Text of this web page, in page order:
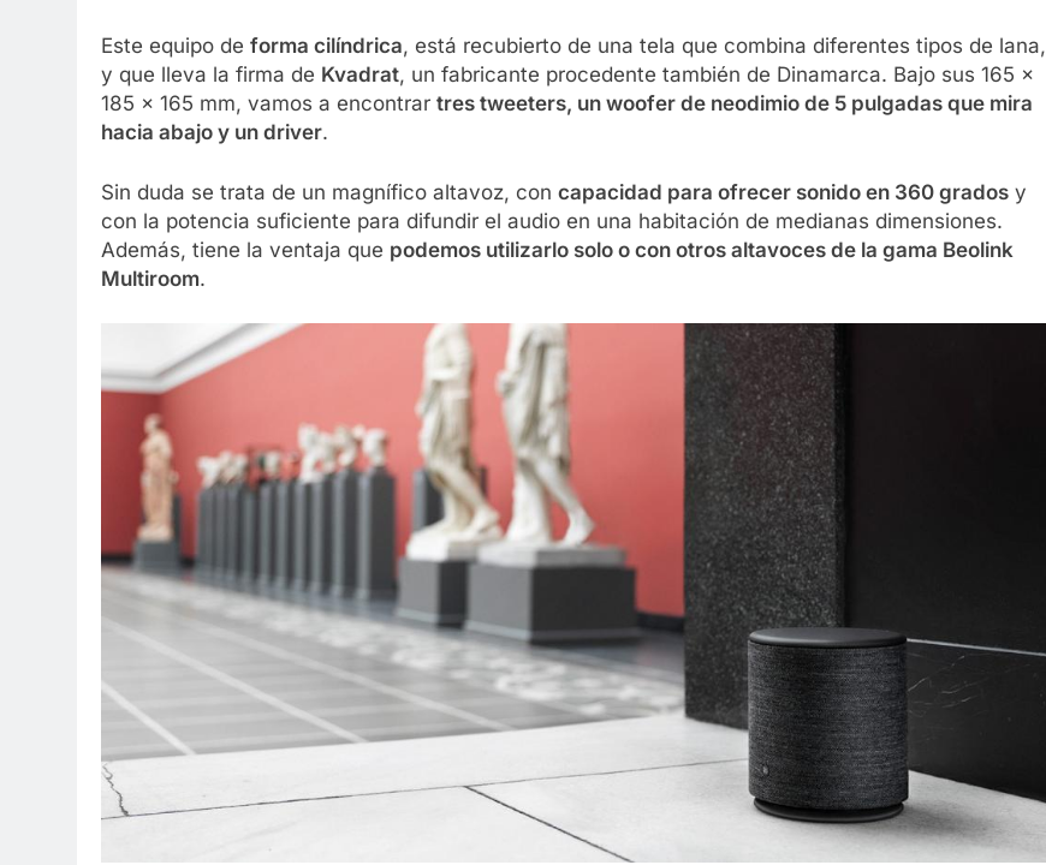
Este equipo de forma cilíndrica, está recubierto de una tela que combina diferentes tipos de lana,
y que lleva la firma de Kvadrat, un fabricante procedente también de Dinamarca. Bajo sus 165 x
185 x 165 mm, vamos a encontrar tres tweeters, un woofer de neodimio de 5 pulgadas que mira
hacia abajo y un driver.
Sin duda se trata de un magnífico altavoz, con capacidad para ofrecer sonido en 360 grados y
con la potencia suficiente para difundir el audio en una habitación de medianas dimensiones.
Además, tiene la ventaja que podemos utilizarlo solo o con otros altavoces de la gama Beolink
Multiroom.